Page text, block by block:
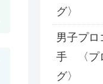
グ〉
男子プロ
手 〈プ
グ〉